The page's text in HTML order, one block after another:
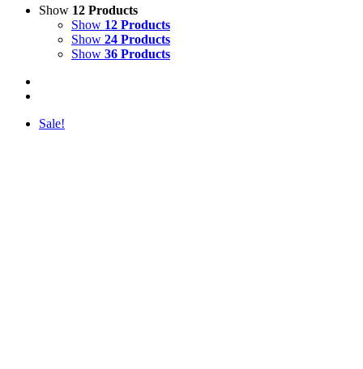
Show 12 Products
Show 12 Products
Show 24 Products
Show 36 Products
Sale!